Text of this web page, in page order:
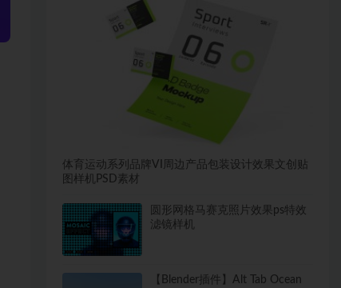
体育运动系列品牌VI周边产品包装设计效果文创贴
图样机PSD素材
圆形网格马赛克照片效果ps特效
滤镜样机
【Blender插件】Alt Tab Ocean